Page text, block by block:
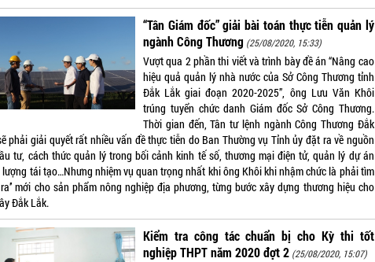
“Tân Giám đốc” giải bài toán thực tiễn quản lý
ngành Công Thương (25/08/2020, 15:33)
Vượt qua 2 phần thi viết và trình bày đề án “Nâng cao
hiệu quả quản lý nhà nước của Sở Công Thương tỉnh
Đắk Lắk giai đoạn 2020-2025”, ông Lưu Văn Khôi
trúng tuyển chức danh Giám đốc Sở Công Thương.
Thời gian đến, Tân tư lệnh ngành Công Thương Đắk
phải giải quyết rất nhiều vấn đề thực tiễn do Ban Thường vụ Tỉnh ủy đặt ra về nguồn
tư, cách thức quản lý trong bối cảnh kinh tế số, thương mại điện tử, quản lý dự án
tái tạo…Nhưng nhiệm vụ quan trọng nhất khi ông Khôi khi nhậm chức là phải tìm
mới cho sản phẩm nông nghiệp địa phương, từng bước xây dựng thương hiệu cho
Đắk Lắk.
Kiểm tra công tác chuẩn bị cho Kỳ thi tốt
nghiệp THPT năm 2020 đợt 2 (25/08/2020, 15:07)